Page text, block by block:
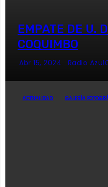
EMPATE DE U.
COQUIMBO
Abr 15, 2024 Radio
ACTUALIDAD GALERÍA